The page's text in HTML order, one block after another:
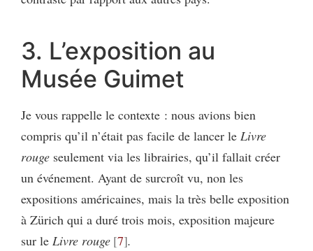
3. L’exposition au
Musée Guimet
Je vous rappelle le contexte : nous avions bien
compris qu’il n’était pas facile de lancer le Livre
rouge seulement via les librairies, qu’il fallait créer
un événement. Ayant de surcroît vu, non les
expositions américaines, mais la très belle exposition
à Zürich qui a duré trois mois, exposition majeure
sur le Livre rouge 7 .